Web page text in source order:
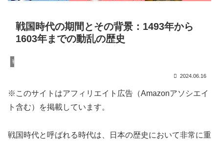
戦国時代の期間とその背景：1493年から
1603年までの動乱の歴史
戦国の雑学
2024.06.16
※このサイトはアフィリエイト広告（Amazonアソシエイ
ト含む）を掲載しています。
戦国時代と呼ばれる時代は、日本の歴史において非常に重